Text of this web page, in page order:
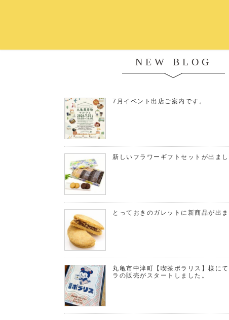
NEW BLOG
7月イベント出店ご案内です。
新しいフラワーギフトセットが出まし
とっておきのガレットに新商品が出ま
丸亀市中津町【喫茶ポラリス】様にて
ラの販売がスタートしました。